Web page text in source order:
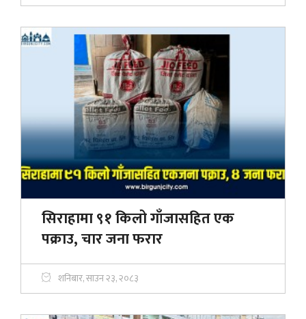
सिराहामा ९१ किलो गाँजासहित एक
पक्राउ, चार जना फरार
शनिबार, साउन २३, २०८३